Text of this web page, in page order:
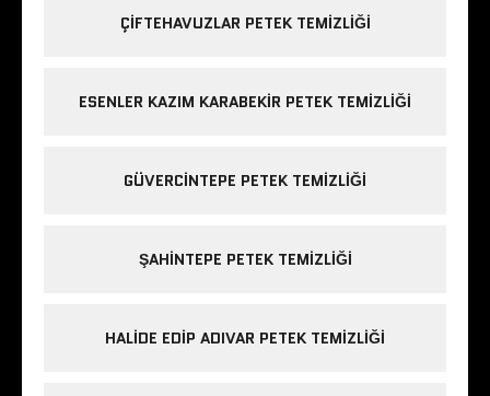
ÇIFTEHAVUZLAR PETEK TEMIZLIĞI
ESENLER KAZIM KARABEKIR PETEK TEMIZLIĞI
GÜVERCINTEPE PETEK TEMIZLIĞI
ŞAHINTEPE PETEK TEMIZLIĞI
HALIDE EDIP ADIVAR PETEK TEMIZLIĞI